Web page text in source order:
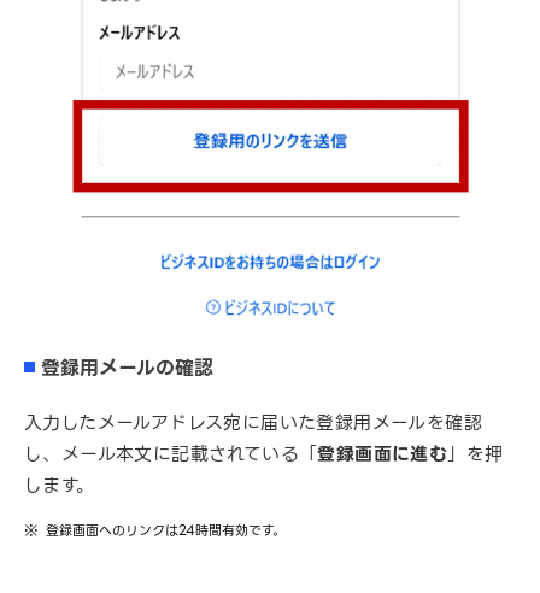
登録用メールの確認
入力したメールアドレス宛に届いた登録用メールを確認
し、メール本文に記載されている「登録画面に進む」を押
します。
登録画面へのリンクは24時間有効です。